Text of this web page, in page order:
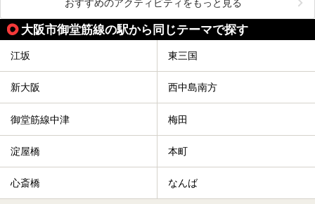
おすすめのアクティビティをもっと見る
大阪市御堂筋線の駅から同じテーマで探す
江坂 東三国
新大阪 西中島南方
御堂筋線中津 梅田
淀屋橋 本町
心斎橋 なんば